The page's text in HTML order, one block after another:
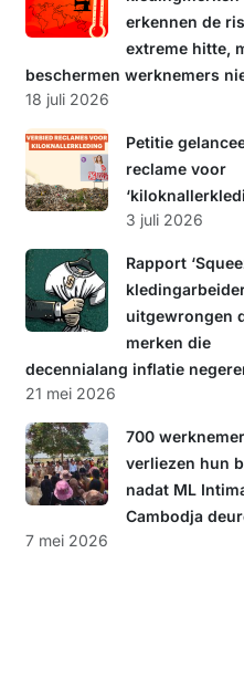
erkennen de
extreme hitte,
beschermen werknemers
18 juli 2026
Petitie
reclame voor
3 juli 2026
Rapport
uitgewrongen
merken die
decennialang inflatie
21 mei 2026
700
verliezen hun
nadat ML
Cambodja
7 mei 2026